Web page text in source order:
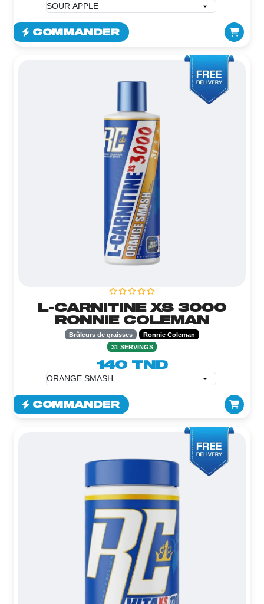
COMMANDER
L-CARNITINE XS 3000
RONNIE COLEMAN
Brûleurs de graisses
Ronnie Coleman
31 SERVINGS
140 TND
COMMANDER